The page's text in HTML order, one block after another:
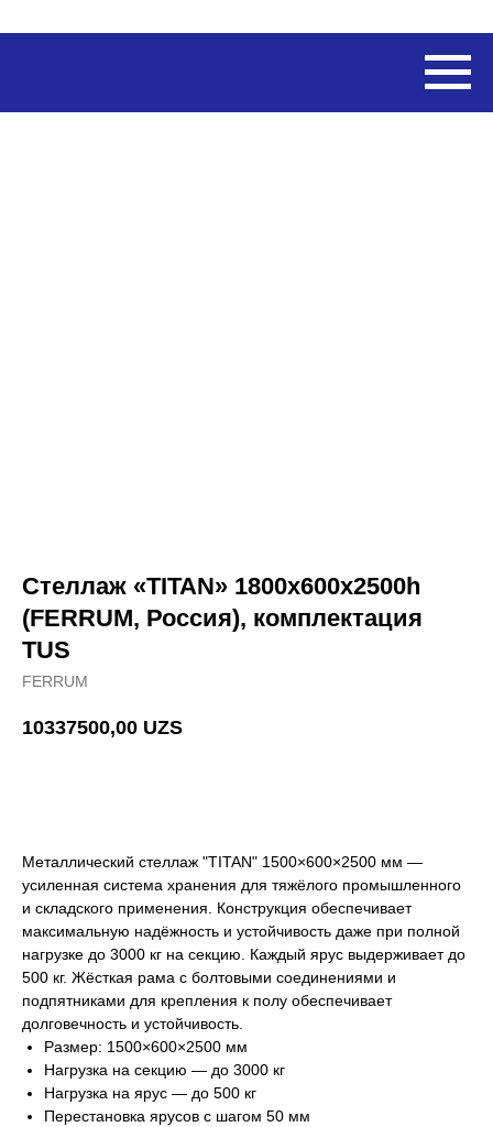
Стеллаж «TITAN» 1800х600х2500h
(FERRUM, Россия), комплектация
TUS
FERRUM
10337500,00 UZS
Металлический стеллаж "TITAN" 1500×600×2500 мм —
усиленная система хранения для тяжёлого промышленного
и складского применения. Конструкция обеспечивает
максимальную надёжность и устойчивость даже при полной
нагрузке до 3000 кг на секцию. Каждый ярус выдерживает до
500 кг. Жёсткая рама с болтовыми соединениями и
подпятниками для крепления к полу обеспечивает
долговечность и устойчивость.
Размер: 1500×600×2500 мм
Нагрузка на секцию — до 3000 кг
Нагрузка на ярус — до 500 кг
Перестановка ярусов с шагом 50 мм